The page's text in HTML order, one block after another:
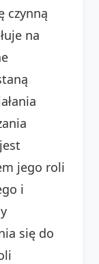
czynną
na
jego roli
i
się do